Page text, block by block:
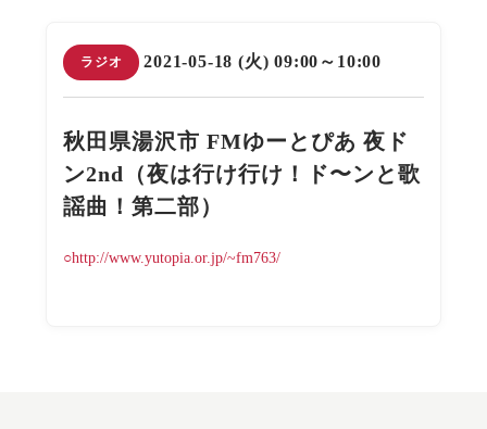
ラジオ 2021-05-18 (火) 09:00～10:00
秋田県湯沢市 FMゆーとぴあ 夜ド
ン2nd（夜は行け行け！ド〜ンと歌
謡曲！第二部）
○http://www.yutopia.or.jp/~fm763/